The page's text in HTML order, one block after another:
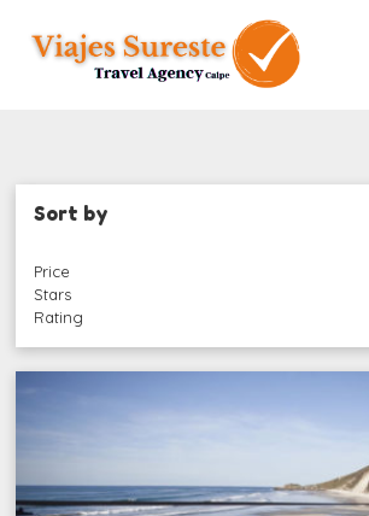
Sort by
Price
Stars
Rating